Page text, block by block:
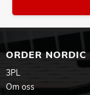
ORDER NORDIC
3PL
Om oss